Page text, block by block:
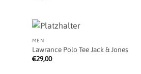
MEN
Lawrance Polo Tee Jack & Jones
€29,00